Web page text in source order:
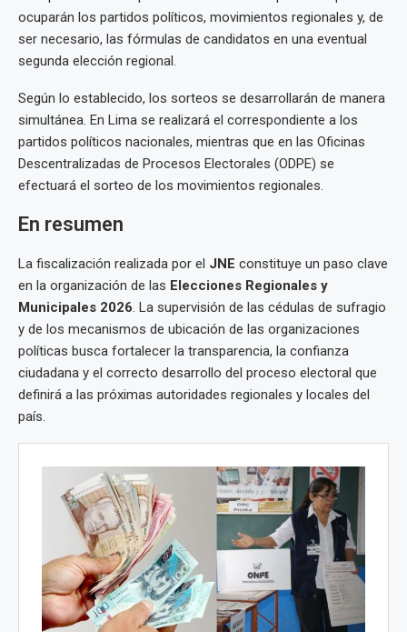
ocuparán los partidos políticos, movimientos regionales y, de
ser necesario, las fórmulas de candidatos en una eventual
segunda elección regional.
Según lo establecido, los sorteos se desarrollarán de manera
simultánea. En Lima se realizará el correspondiente a los
partidos políticos nacionales, mientras que en las Oficinas
Descentralizadas de Procesos Electorales (ODPE) se
efectuará el sorteo de los movimientos regionales.
En resumen
La fiscalización realizada por el JNE constituye un paso clave
en la organización de las Elecciones Regionales y
Municipales 2026. La supervisión de las cédulas de sufragio
y de los mecanismos de ubicación de las organizaciones
políticas busca fortalecer la transparencia, la confianza
ciudadana y el correcto desarrollo del proceso electoral que
definirá a las próximas autoridades regionales y locales del
país.